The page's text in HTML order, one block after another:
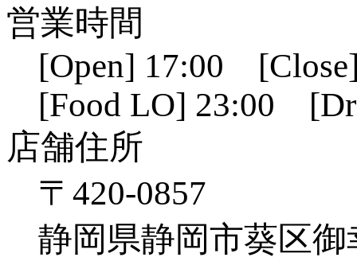
営業時間
[Open] 17:00
[Food LO] 23:00
店舗住所
〒420-0857
静岡県静岡市葵区御